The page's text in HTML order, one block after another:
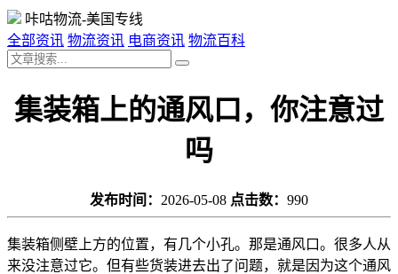
咔咕物流-美国专线
全部资讯 物流资讯 电商资讯 物流百科
集装箱上的通风口，你注意过
吗
发布时间： 2026-05-08 点击数： 990
集装箱侧壁上方的位置，有几个小孔。那是通风口。很多人从
来没注意过它。但有些货装进去出了问题，就是因为这个通风